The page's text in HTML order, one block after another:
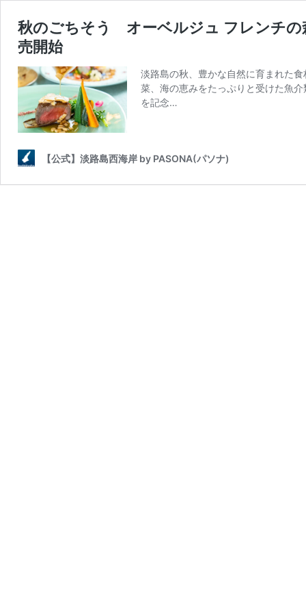
秋のごちそう オーベルジュ フレンチの
売開始
淡路島の秋、豊かな自然に育まれた
菜、海の恵みをたっぷりと受けた魚
を記念…
【公式】淡路島西海岸 by PASONA(パソナ)